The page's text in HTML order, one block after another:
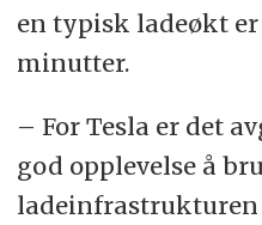
en typisk ladeøkt er
minutter.
– For Tesla er det
god opplevelse å
ladeinfrastrukturen